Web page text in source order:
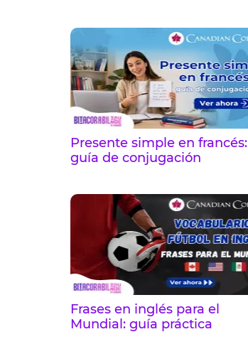
Presente simple en francés:
guía de conjugación
Frases en inglés para el
Mundial: guía práctica